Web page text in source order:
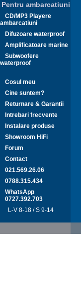
Pentru ambarcatiuni
CD/MP3 Playere
ambarcatiuni
Difuzoare waterproof
Amplificatoare marine
Subwoofere
waterproof
Cosul meu
Cine suntem?
Returnare & Garantii
Intrebari frecvente
Instalare produse
Showroom HiFi
Forum
Contact
021.569.26.06
0788.315.434
WhatsApp
0727.392.703
L-V 8-18 / S 9-14